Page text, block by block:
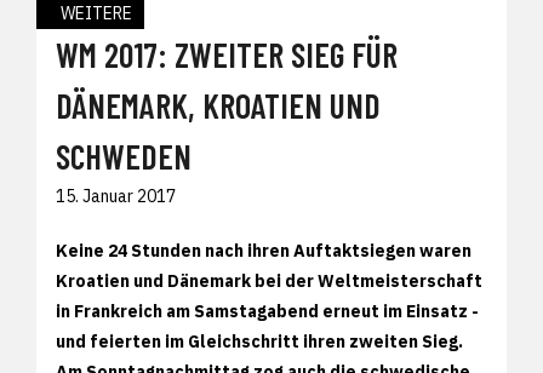
WEITERE
WM 2017: ZWEITER SIEG FÜR
DÄNEMARK, KROATIEN UND
SCHWEDEN
15. Januar 2017
Keine 24 Stunden nach ihren Auftaktsiegen waren
Kroatien und Dänemark bei der Weltmeisterschaft
in Frankreich am Samstagabend erneut im Einsatz -
und feierten im Gleichschritt ihren zweiten Sieg.